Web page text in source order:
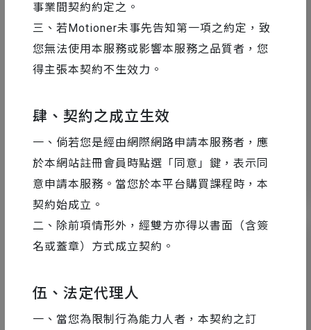
事業間契約約定之。
三、若Motioner未事先告知第一項之約定，致
您無法使用本服務或影響本服務之品質者，您
得主張本契約不生效力。
肆、契約之成立生效
一、倘若您是經由網際網路申請本服務者，應
於本網站註冊會員時點選「同意」鍵，表示同
意申請本服務。當您於本平台購買課程時，本
契約始成立。
二、除前項情形外，經雙方亦得以書面（含簽
名或蓋章）方式成立契約。
伍、法定代理人
一、當您為限制行為能力人者，本契約之訂
AE 教學 2020-10-27
53 17214